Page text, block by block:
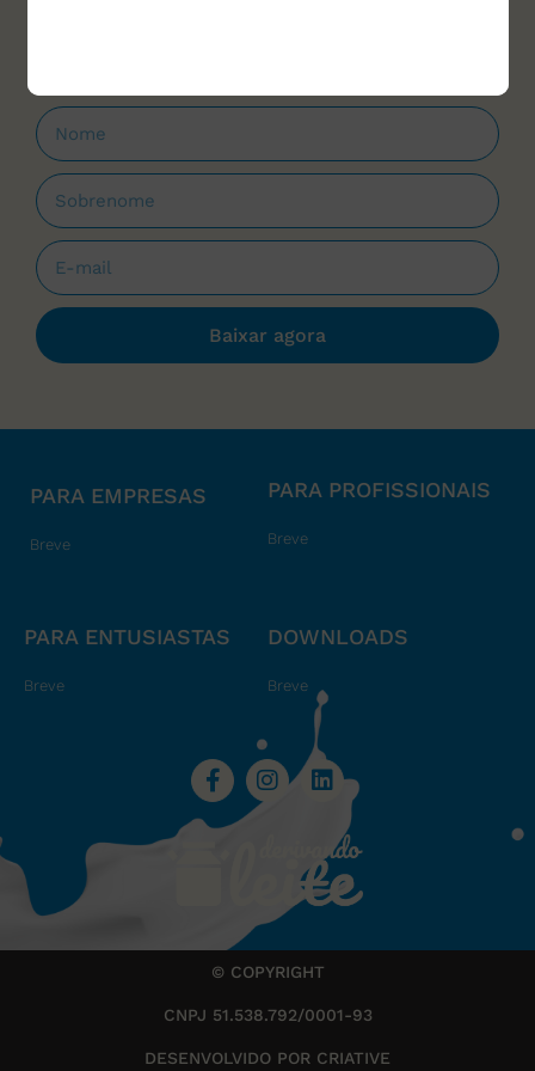
Baixar agora
PARA EMPRESAS
Breve
PARA PROFISSIONAIS
Breve
PARA ENTUSIASTAS
Breve
DOWNLOADS
Breve
© COPYRIGHT
CNPJ 51.538.792/0001-93
DESENVOLVIDO POR CRIATIVE